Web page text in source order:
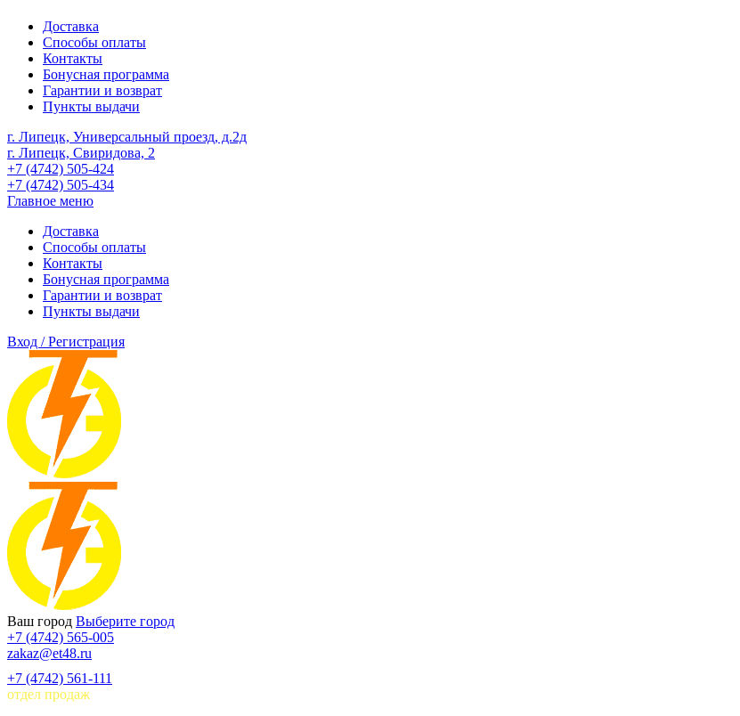
Доставка
Способы оплаты
Контакты
Бонусная программа
Гарантии и возврат
Пункты выдачи
г. Липецк, Универсальный проезд, д.2д
г. Липецк, Свиридова, 2
+7 (4742) 505-424
+7 (4742) 505-434
Главное меню
Доставка
Способы оплаты
Контакты
Бонусная программа
Гарантии и возврат
Пункты выдачи
Вход / Регистрация
Ваш город Выберите город
+7 (4742) 565-005
zakaz@et48.ru
+7 (4742) 561-111
отдел продаж